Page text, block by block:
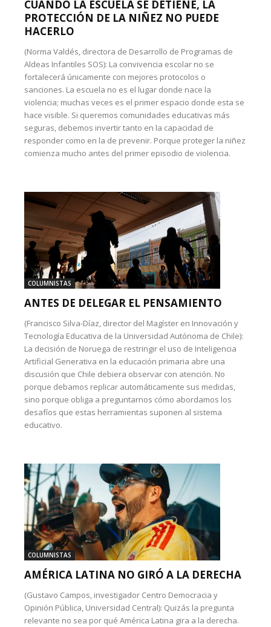
CUANDO LA ESCUELA SE DETIENE, LA
PROTECCIÓN DE LA NIÑEZ NO PUEDE
HACERLO
(Norma Valdés, directora de Desarrollo de Programas de
Aldeas Infantiles SOS): La convivencia escolar no se
fortalecerá únicamente con mejores protocolos o
sanciones. La escuela no es el lugar donde nace la
violencia; muchas veces es el primer espacio donde esta se
hace visible. Si queremos comunidades educativas más
seguras, debemos invertir tanto en la capacidad de
responder como en la de prevenir. Porque proteger la niñez
comienza mucho antes del primer episodio de violencia.
COLUMNISTAS
ANTES DE DELEGAR EL PENSAMIENTO
(Francisco Silva-Díaz, director del Magíster en Innovación y
Tecnología Educativa de la Universidad Autónoma de Chile):
La decisión de Noruega de restringir el uso de Inteligencia
Artificial Generativa en la educación primaria abre una
discusión que Chile debiera observar con atención. No
porque debamos replicar automáticamente sus medidas,
sino porque obliga a preguntarnos cómo abordamos los
desafíos que estas herramientas suponen al sistema
educativo.
COLUMNISTAS
AMÉRICA LATINA NO GIRÓ A LA DERECHA
(Gustavo Campos, investigador Centro Democracia y
Opinión Pública, Universidad Central): Quizás la pregunta
relevante no sea por qué América Latina gira a la derecha.